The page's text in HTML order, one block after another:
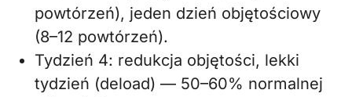
powtórzeń), jeden dzień objętościowy
(8–12 powtórzeń).
Tydzień 4: redukcja objętości, lekki
tydzień (deload) — 50–60% normalnej